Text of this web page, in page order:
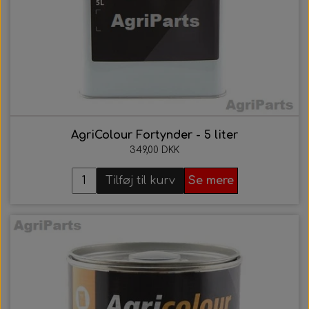
21. AgriColour - IH / Case Serien
22. AgriColour - Kverneland
AgriColour Fortynder - 5 liter
349,00 DKK
Tilføj til kurv Se mere